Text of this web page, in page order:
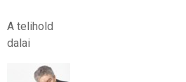
A telihold
dalai